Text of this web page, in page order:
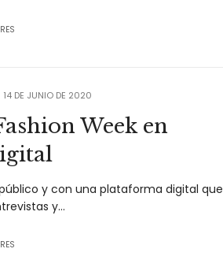
14 DE JUNIO DE 2020
Week en
y con una plataforma digital que
y…